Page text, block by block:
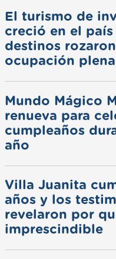
El turismo de
creció en el
destinos
ocupación plena
Mundo Mágico
renueva para
cumpleaños
año
Villa Juanita
años y los
revelaron por
imprescindible